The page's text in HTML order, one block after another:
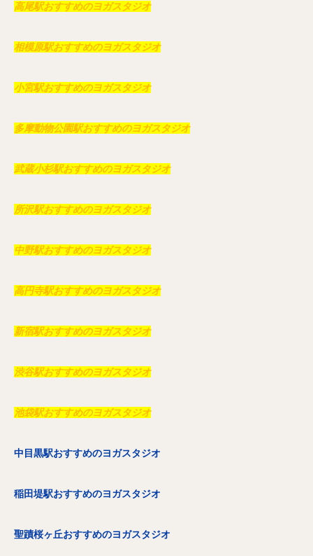
高尾駅おすすめのヨガスタジオ
相模原駅おすすめのヨガスタジオ
小宮駅おすすめのヨガスタジオ
多摩動物公園駅おすすめのヨガスタジオ
武蔵小杉駅おすすめのヨガスタジオ
所沢駅おすすめのヨガスタジオ
中野駅おすすめのヨガスタジオ
高円寺駅おすすめのヨガスタジオ
新宿駅おすすめのヨガスタジオ
渋谷駅おすすめのヨガスタジオ
池袋駅おすすめのヨガスタジオ
中目黒駅おすすめのヨガスタジオ
稲田堤駅おすすめのヨガスタジオ
聖蹟桜ヶ丘おすすめのヨガスタジオ